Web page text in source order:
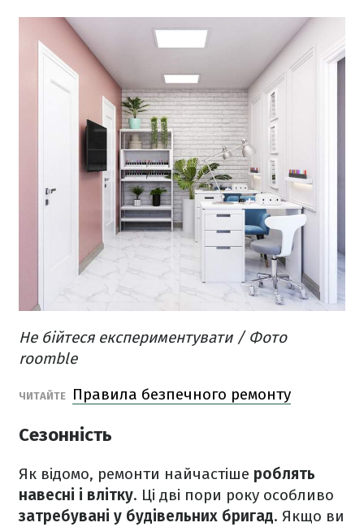
Не бійтеся експериментувати / Фото
roomble
ЧИТАЙТЕ Правила безпечного ремонту
Сезонність
Як відомо, ремонти найчастіше роблять
навесні і влітку. Ці дві пори року особливо
затребувані у будівельних бригад. Якщо ви